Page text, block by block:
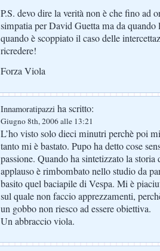
P.S. devo dire la verità non è che fino ad
simpatia per David Guetta ma da quando
quando è scoppiato il caso delle
ricredere!
Forza Viola
Innamoratipazzi ha scritto:
Giugno 8th, 2006 alle 13:21
L’ho visto solo dieci minutri perchè poi
tanto mi è bastato. Pupo ha detto cose
passione. Quando ha sintetizzato la
applauso è rimbombato nello studio da
basito quel baciapile di Vespa. Mi è
sul quale non faccio apprezzamenti,
un gobbo non riesco ad essere obiettiva.
Un abbraccio viola.